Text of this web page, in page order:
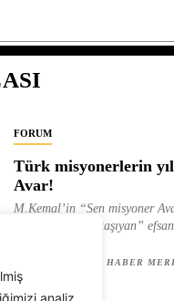
analiz
FORUM
Türk misyonerlerin
Avar!
M.Kemal’in “Sen misyoner
ve “dağlara ışık taşıyan”
ALEVI GAZETESI HABER